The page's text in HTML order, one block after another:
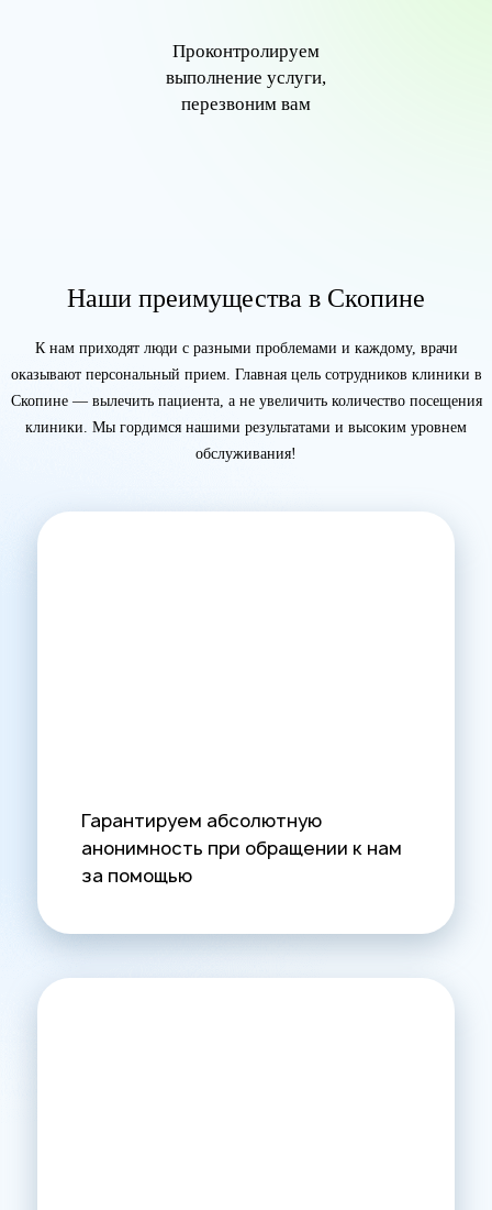
Проконтролируем
выполнение услуги,
перезвоним вам
Наши преимущества в Скопине
К нам приходят люди с разными проблемами и каждому, врачи
оказывают персональный прием. Главная цель сотрудников клиники в
Скопине — вылечить пациента, а не увеличить количество посещения
клиники. Мы гордимся нашими результатами и высоким уровнем
обслуживания!
Гарантируем абсолютную
анонимность при обращении к нам
за помощью